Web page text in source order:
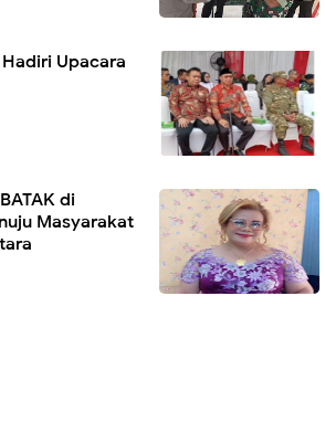
Upacara
di
Masyarakat